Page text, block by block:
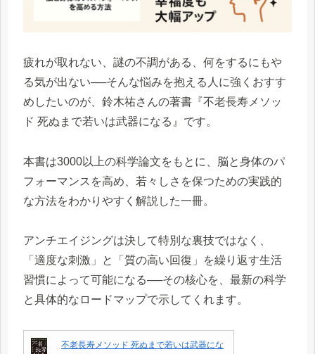
疲れが取れない、謎の不調がある、何をするにもや
る気が出ない──そんな悩みを抱える人に強くおすす
めしたいのが、鈴木祐さんの著書『不老長寿メソッ
ド 死ぬまで若いは武器になる』です。
本書は3000以上の科学論文をもとに、脳と身体のパ
フォーマンスを高め、若々しさを保つための実践的
な方法をわかりやすく解説した一冊。
アンチエイジングは決して特別な裏技ではなく、
「適度な刺激」と「質の高い回復」を繰り返す生活
習慣によって可能になる──その核心を、最新の科学
と具体的なロードマップで示してくれます。
不老長寿メソッド 死ぬまで若いは武器にな